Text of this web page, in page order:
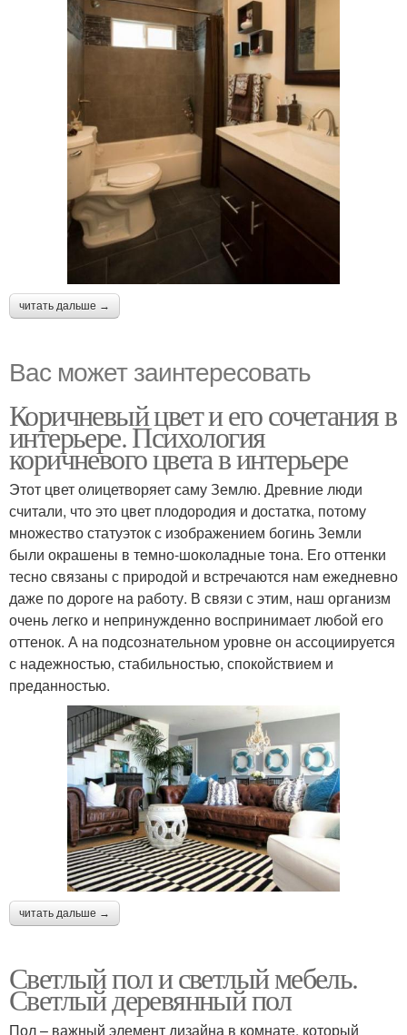
читать дальше →
Вас может заинтересовать
Коричневый цвет и его сочетания в
интерьере. Психология
коричневого цвета в интерьере
Этот цвет олицетворяет саму Землю. Древние люди
считали, что это цвет плодородия и достатка, потому
множество статуэток с изображением богинь Земли
были окрашены в темно-шоколадные тона. Его оттенки
тесно связаны с природой и встречаются нам ежедневно
даже по дороге на работу. В связи с этим, наш организм
очень легко и непринужденно воспринимает любой его
оттенок. А на подсознательном уровне он ассоциируется
с надежностью, стабильностью, спокойствием и
преданностью.
читать дальше →
Светлый пол и светлый мебель.
Светлый деревянный пол
Пол – важный элемент дизайна в комнате, который